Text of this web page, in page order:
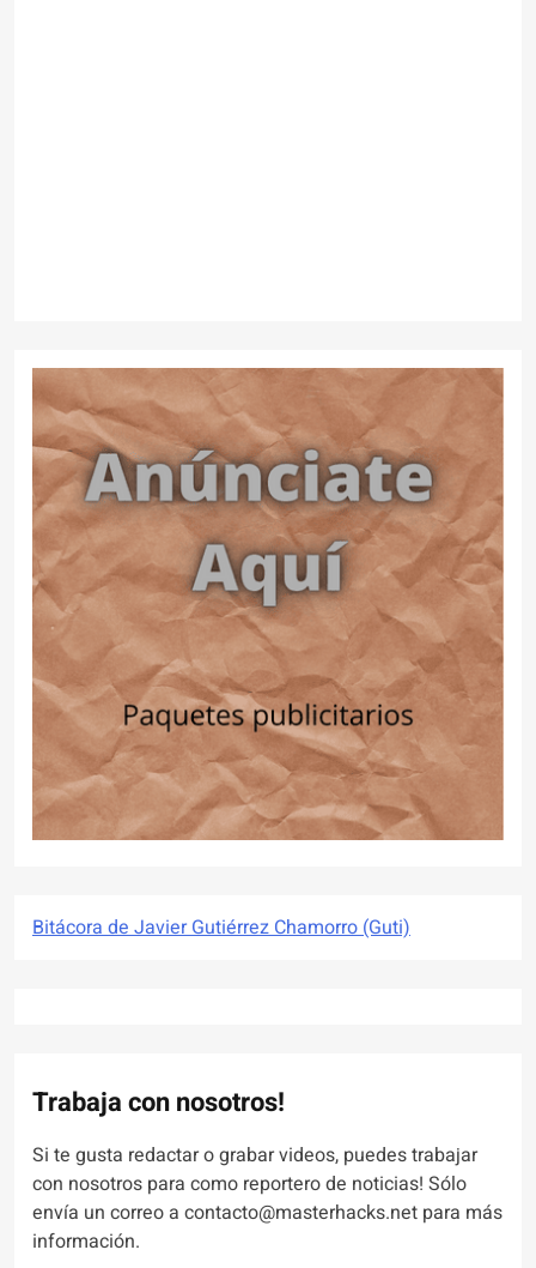
Bitácora de Javier Gutiérrez Chamorro (Guti)
Trabaja con nosotros!
Si te gusta redactar o grabar videos, puedes trabajar
con nosotros para como reportero de noticias! Sólo
envía un correo a contacto@masterhacks.net para más
información.